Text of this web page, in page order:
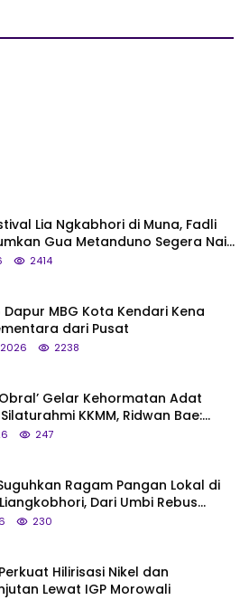
Lia Ngkabhori di Muna, Fadli
Gua Metanduno Segera Naik
Cagar Budaya Nasional
2414
MBG Kota Kendari Kena
dari Pusat
2238
Gelar Kehormatan Adat
KKMM, Ridwan Bae:
Tipe Begitu, Belum Pantas!
247
Ragam Pangan Lokal di
Dari Umbi Rebus
Beras Muna
230
Hilirisasi Nikel dan
Lewat IGP Morowali